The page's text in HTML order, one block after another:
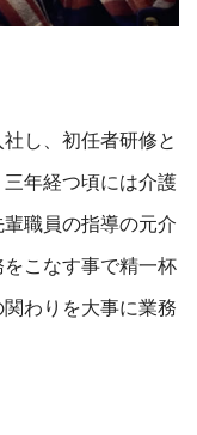
し、初任者研修と
年経つ頃には介護
職員の指導の元介
こなす事で精一杯
わりを大事に業務